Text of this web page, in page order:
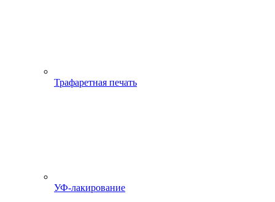
Трафаретная печать
УФ-лакирование